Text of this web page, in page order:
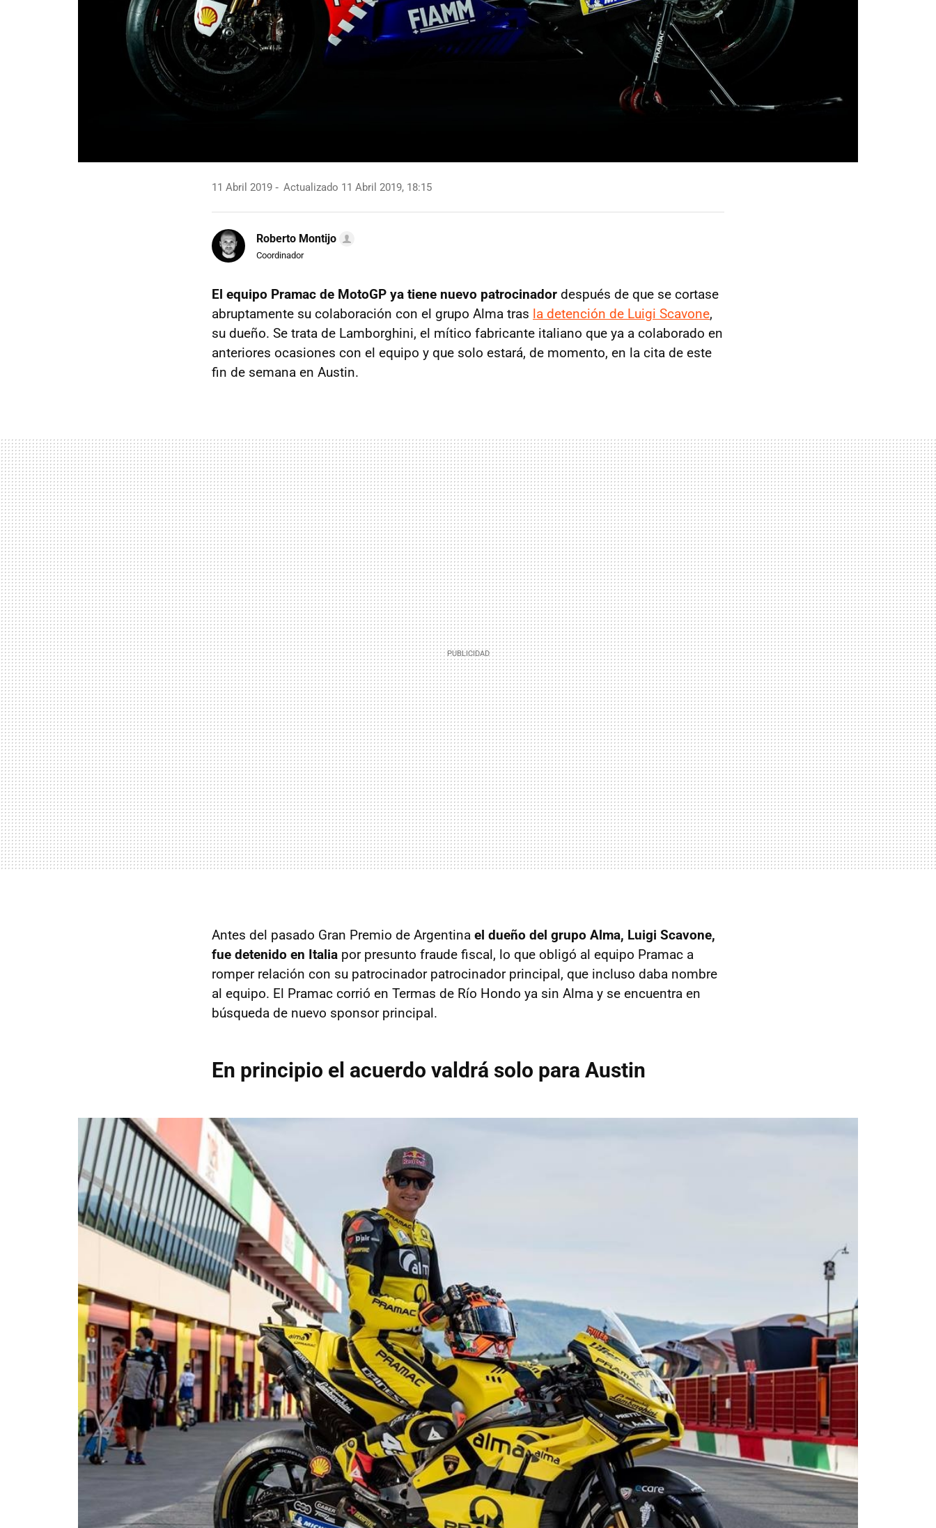
11 Abril 2019 Actualizado 11 Abril 2019, 18:15
Roberto Montijo
Coordinador
El equipo Pramac de MotoGP ya tiene nuevo patrocinador después de que se cortase
abruptamente su colaboración con el grupo Alma tras la detención de Luigi Scavone,
su dueño. Se trata de Lamborghini, el mítico fabricante italiano que ya a colaborado en
anteriores ocasiones con el equipo y que solo estará, de momento, en la cita de este
fin de semana en Austin.
Antes del pasado Gran Premio de Argentina el dueño del grupo Alma, Luigi Scavone,
fue detenido en Italia por presunto fraude fiscal, lo que obligó al equipo Pramac a
romper relación con su patrocinador patrocinador principal, que incluso daba nombre
al equipo. El Pramac corrió en Termas de Río Hondo ya sin Alma y se encuentra en
búsqueda de nuevo sponsor principal.
En principio el acuerdo valdrá solo para Austin